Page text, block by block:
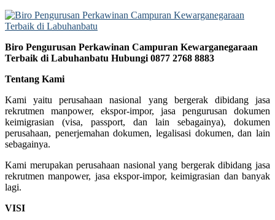
Biro Pengurusan Perkawinan Campuran Kewarganegaraan
Terbaik di Labuhanbatu Hubungi 0877 2768 8883
Tentang Kami
Kami yaitu perusahaan nasional yang bergerak dibidang jasa
rekrutmen manpower, ekspor-impor, jasa pengurusan dokumen
keimigrasian (visa, passport, dan lain sebagainya), dokumen
perusahaan, penerjemahan dokumen, legalisasi dokumen, dan lain
sebagainya.
Kami merupakan perusahaan nasional yang bergerak dibidang jasa
rekrutmen manpower, jasa ekspor-impor, keimigrasian dan banyak
lagi.
VISI